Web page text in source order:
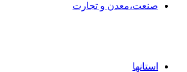
صنعت،معدن و تجارت
استانها